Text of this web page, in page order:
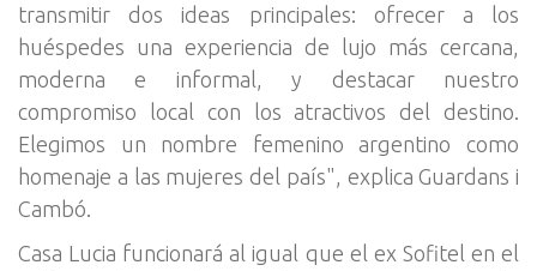
transmitir dos ideas principales: ofrecer a los
huéspedes una experiencia de lujo más cercana,
moderna e informal, y destacar nuestro
compromiso local con los atractivos del destino.
Elegimos un nombre femenino argentino como
homenaje a las mujeres del país", explica Guardans i
Cambó.
Casa Lucia funcionará al igual que el ex Sofitel en el